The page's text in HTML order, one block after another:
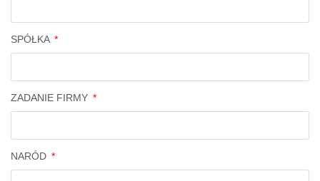
SPÓŁKA
ZADANIE FIRMY
NARÓD